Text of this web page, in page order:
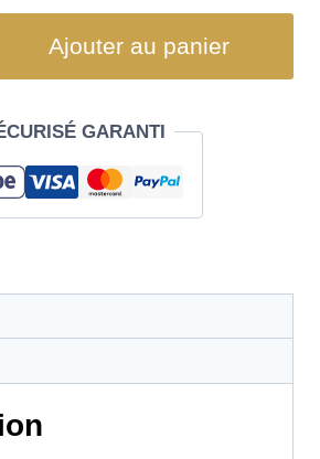
Ajouter au panier
GARANTI